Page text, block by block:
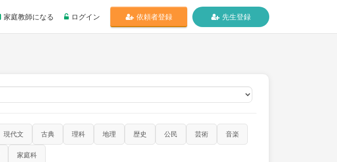
家庭教師になる ログイン 依頼者登録 先生登録
現代文 古典 理科 地理 歴史 公民 芸術 音楽
家庭科
保健体育 技術 家庭科